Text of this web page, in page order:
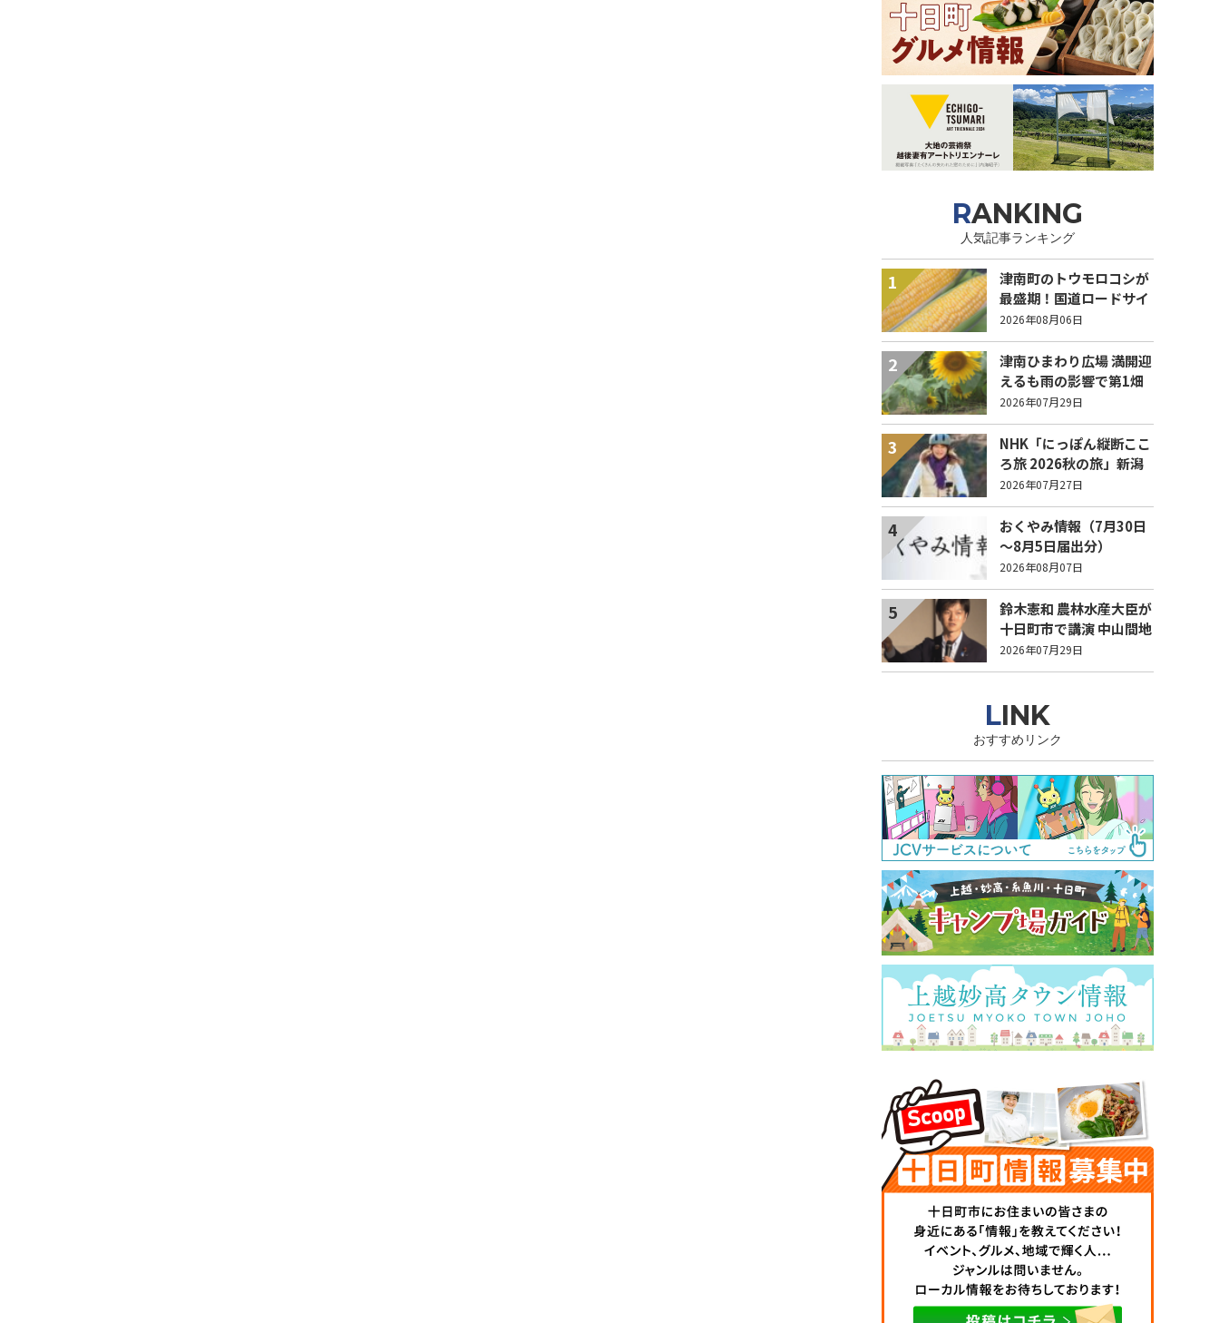
RANKING
人気記事ランキング
1
津南町のトウモロコシが
最盛期！国道ロードサイ
ドの直売所は朝から長い
列！
2026年08月06日
2
津南ひまわり広場 満開迎
えるも雨の影響で第1畑
の半分が倒伏 8/4まで駐
車場を無料開放
2026年07月29日
3
NHK「にっぽん縦断ここ
ろ旅 2026秋の旅」新潟
県 エピソード募集中！
2026年07月27日
4
おくやみ情報（7月30日
～8月5日届出分）
2026年08月07日
5
鈴木憲和 農林水産大臣が
十日町市で講演 中山間地
域でも持続可能で稼げる
農業とは？
2026年07月29日
LINK
おすすめリンク